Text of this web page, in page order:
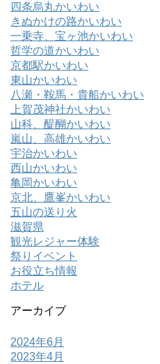
四条烏丸かいわい
きぬかけの路かいわい
一乗寺、宝ヶ池かいわい
哲学の道かいわい
京都駅かいわい
東山かいわい
八瀬・鞍馬・貴船かいわい
上賀茂神社かいわい
山科、醍醐かいわい
嵐山、高雄かいわい
宇治かいわい
西山かいわい
亀岡かいわい
京北、鷹峯かいわい
五山の送り火
滋賀県
観光レジャー体験
祭りイベント
お役立ち情報
ホテル
アーカイブ
2024年6月
2023年4月